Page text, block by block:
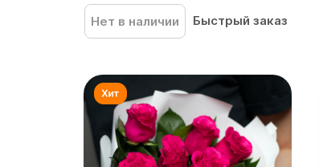
Нет в наличии
Быстрый заказ